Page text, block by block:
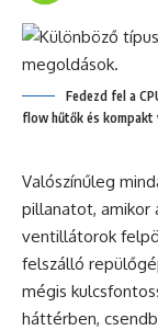
Fedezd fel a
flow hűtők és kompakt
Valószínűleg
pillanatot, amikor
ventillátorok
felszálló
mégis
háttérben,